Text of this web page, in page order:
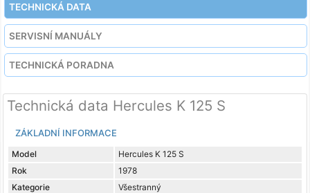
TECHNICKÁ DATA
SERVISNÍ MANUÁLY
TECHNICKÁ PORADNA
Technická data Hercules K 125 S
ZÁKLADNÍ INFORMACE
Model
Hercules K 125 S
Rok
1978
Kategorie
Všestranný